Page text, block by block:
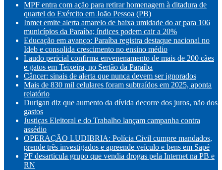
MPF entra com ação para retirar homenagem à ditadura de
quartel do Exército em João Pessoa (PB)
Inmet emite alerta amarelo de baixa umidade do ar para 106
municípios da Paraíba; índices podem cair a 20%
Educação em avanço: Paraíba registra destaque nacional no
Ideb e consolida crescimento no ensino médio
Laudo pericial confirma envenenamento de mais de 200 cães
e gatos em Teixeira, no Sertão da Paraíba
Câncer: sinais de alerta que nunca devem ser ignorados
Mais de 830 mil celulares foram subtraídos em 2025, aponta
relatório
Durigan diz que aumento da dívida decorre dos juros, não dos
gastos
Justiças Eleitoral e do Trabalho lançam campanha contra
assédio
OPERAÇÃO LUDIBRIA: Polícia Civil cumpre mandados,
prende três investigados e apreende veículo e bens em Sapé
PF desarticula grupo que vendia drogas pela Internet na PB e
RN